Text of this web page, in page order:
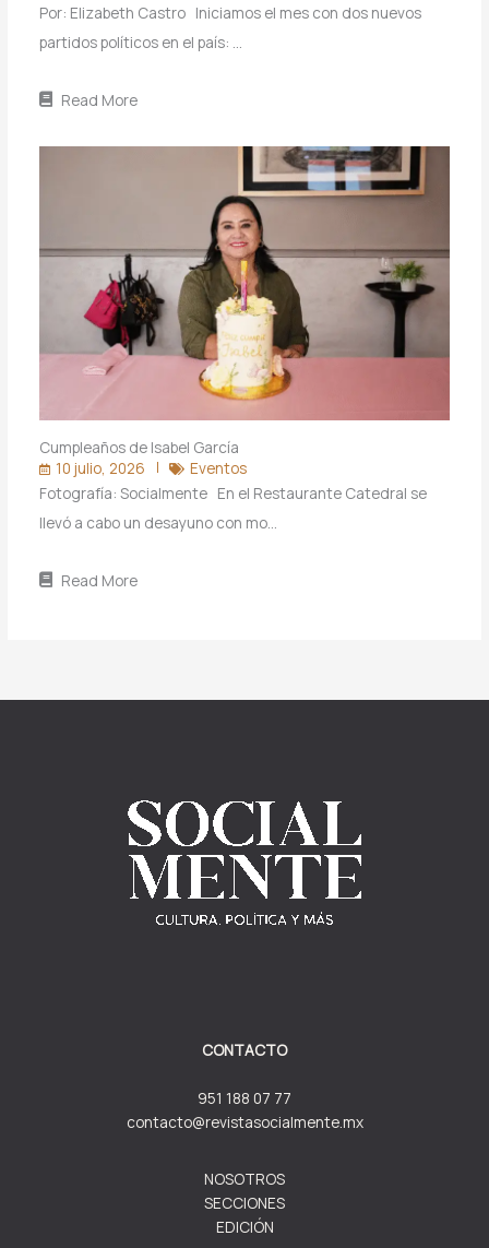
Por: Elizabeth Castro Iniciamos el mes con dos nuevos
partidos políticos en el país: …
Read More
Cumpleaños de Isabel García
10 julio, 2026
Eventos
Fotografía: Socialmente En el Restaurante Catedral se
llevó a cabo un desayuno con mo…
Read More
CONTACTO
951 188 07 77
contacto@revistasocialmente.mx
NOSOTROS
SECCIONES
EDICIÓN